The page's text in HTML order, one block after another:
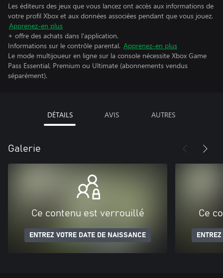
Les éditeurs des jeux que vous lancez ont accès aux informations de
votre profil Xbox et aux données associées pendant que vous jouez.
Apprenez-en plus
+ offre des achats dans l'application.
Informations sur le contrôle parental. Apprenez-en plus
Le mode multijoueur en ligne sur la console nécessite Xbox Game
Pass Essential, Premium ou Ultimate (abonnements vendus
séparément).
DÉTAILS AVIS AUTRES
Galerie
Ce contenu est verrouillé
ENTREZ VOTRE DATE DE NAISSANCE
Ce